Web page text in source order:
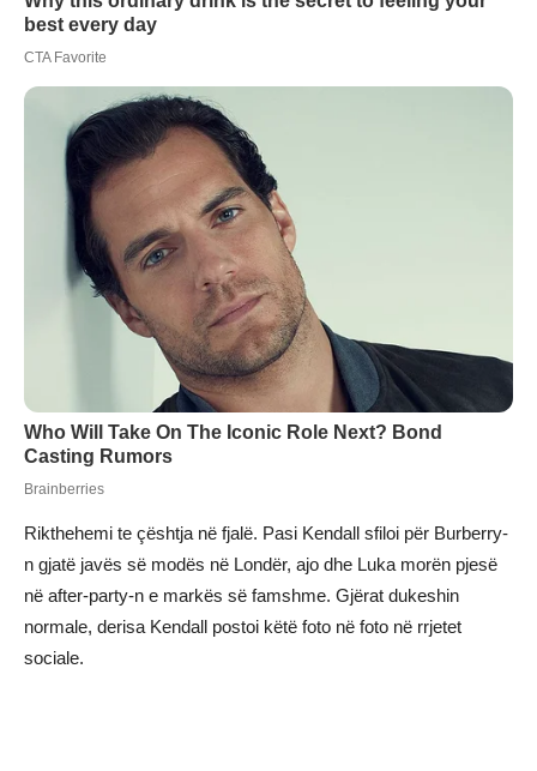
Rikthehemi te çështja në fjalë. Pasi Kendall sfiloi për Burberry-
n gjatë javës së modës në Londër, ajo dhe Luka morën pjesë
në after-party-n e markës së famshme. Gjërat dukeshin
normale, derisa Kendall postoi këtë foto në foto në rrjetet
sociale.